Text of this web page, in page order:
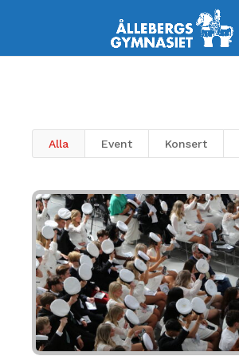
Alla Event Konsert